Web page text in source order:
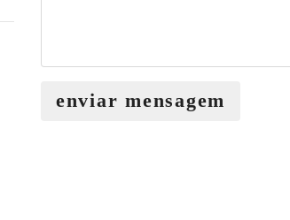
enviar mensagem